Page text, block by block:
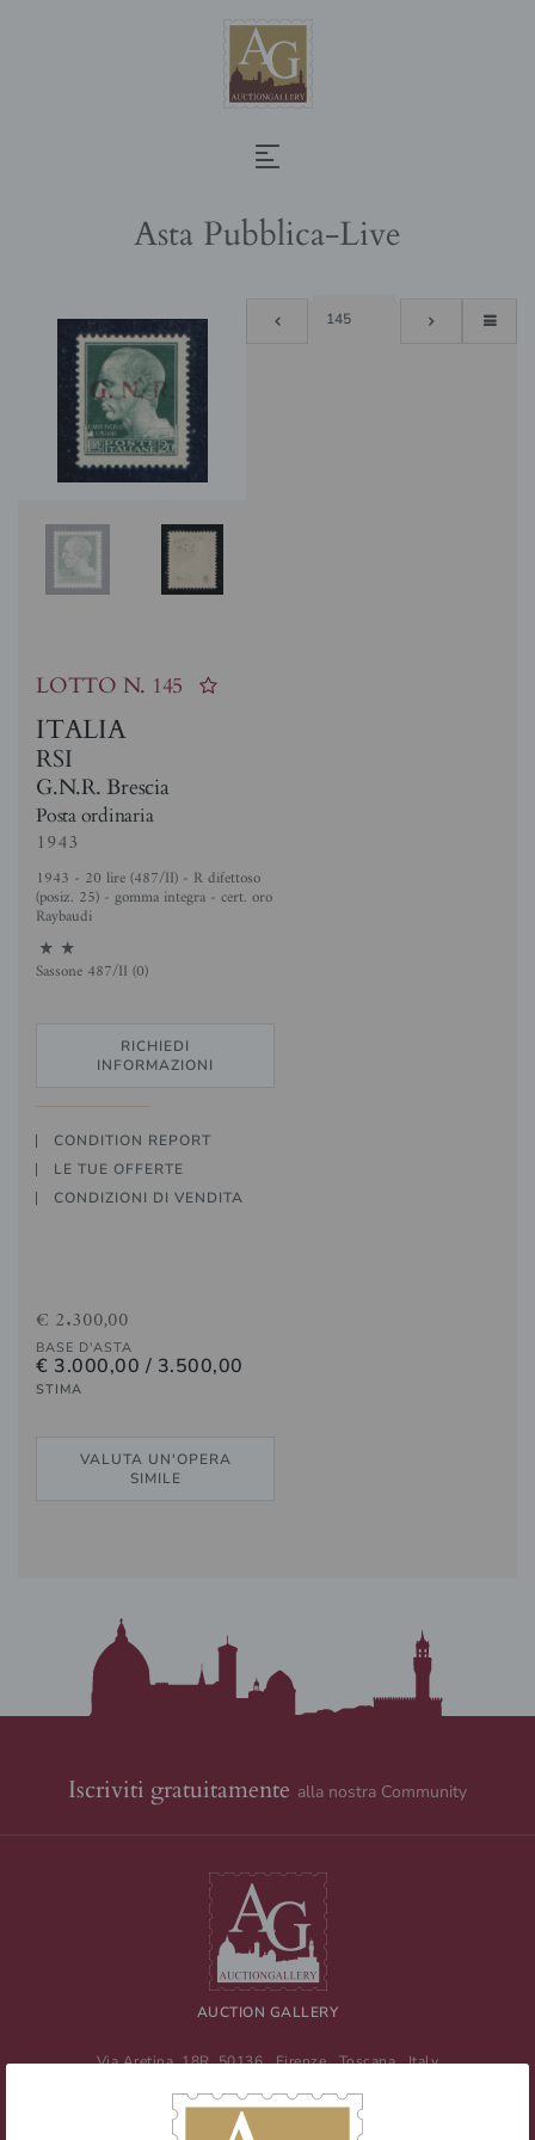
Asta Pubblica-Live
LOTTO N. 145
ITALIA
RSI
G.N.R. Brescia
Posta ordinaria
1943
1943 - 20 lire (487/II) - R difettoso
(posiz. 25) - gomma integra - cert. oro
Raybaudi
11
Sassone 487/II (0)
RICHIEDI
INFORMAZIONI
CONDITION REPORT
LE TUE OFFERTE
CONDIZIONI DI VENDITA
€ 2.300,00
BASE D'ASTA
€ 3.000,00 / 3.500,00
STIMA
VALUTA UN'OPERA
SIMILE
Iscriviti gratuitamente alla nostra Community
AUCTION GALLERY
Via Aretina, 18R 50136 Firenze,Toscana,Italy
E-mail:info@auctiongallery.it
Partita IVA: